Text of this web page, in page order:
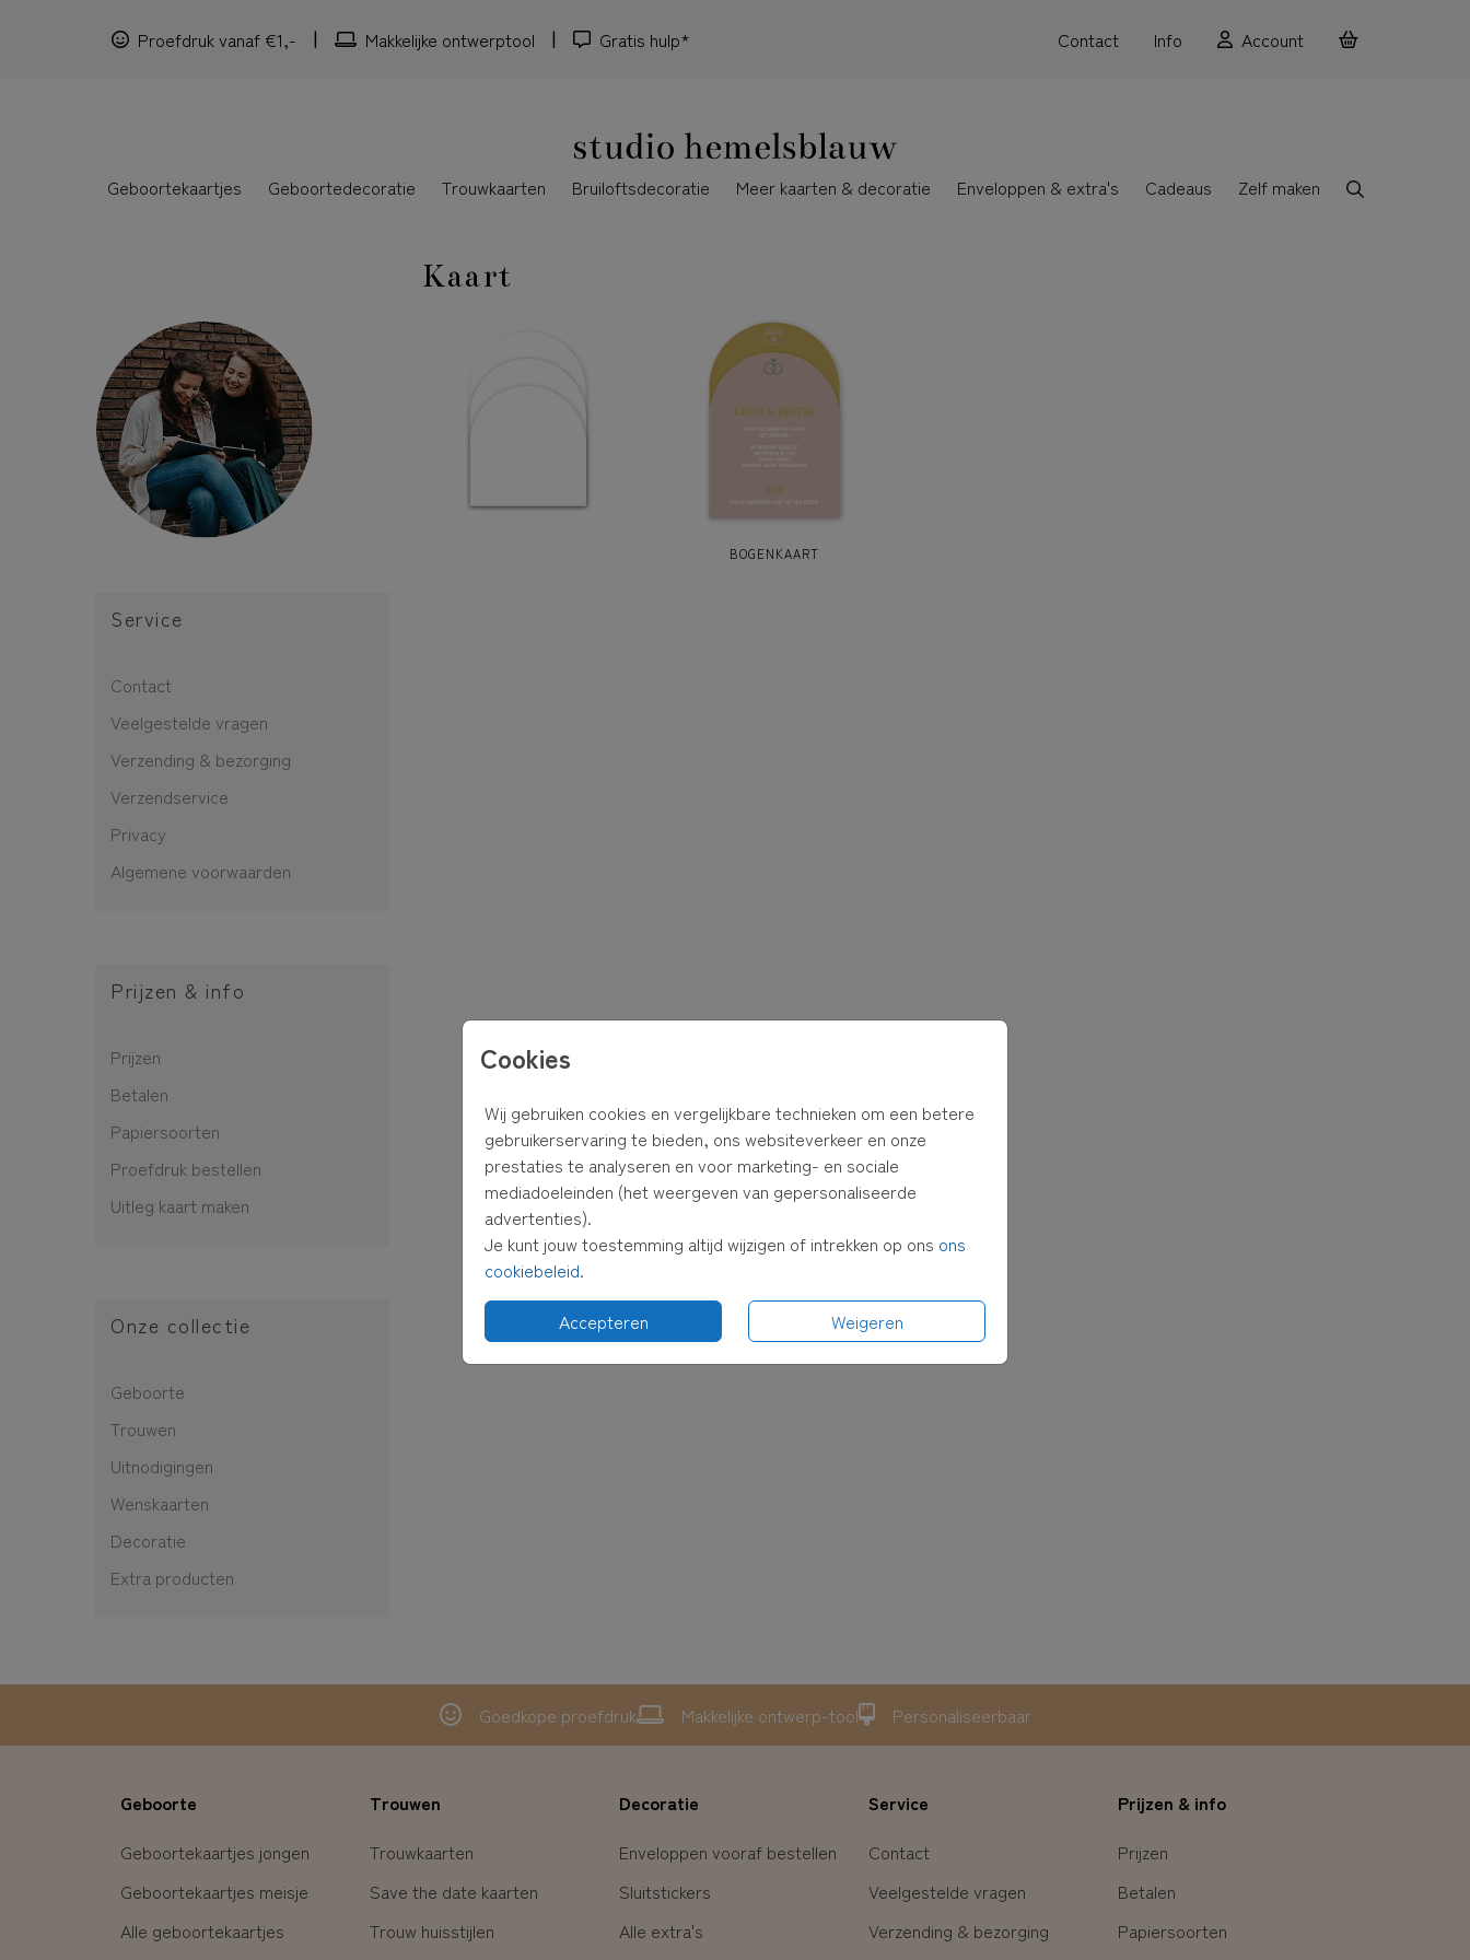
Proefdruk vanaf €1,- Makkelijke ontwerptool Gratis hulp* Contact Info Account
Geboortekaartjes Geboortedecoratie Trouwkaarten Bruiloftsdecoratie Meer kaarten & decoratie Enveloppen & extra's Cadeaus Zelf maken
Cookies
Wij gebruiken cookies en vergelijkbare technieken om een betere
gebruikerservaring te bieden, ons websiteverkeer en onze
prestaties te analyseren en voor marketing- en sociale
mediadoeleinden (het weergeven van gepersonaliseerde
advertenties).
Je kunt jouw toestemming altijd wijzigen of intrekken op ons ons
cookiebeleid.
Accepteren
Weigeren
Service
Contact
Veelgestelde vragen
Verzending & bezorging
Verzendservice
Privacy
Algemene voorwaarden
Prijzen & info
Prijzen
Betalen
Papiersoorten
Proefdruk bestellen
Uitleg kaart maken
Onze collectie
Geboorte
Trouwen
Uitnodigingen
Wenskaarten
Decoratie
Extra producten
Kaart
BOGENKAART
Goedkope proefdruk Makkelijke ontwerp-tool Personaliseerbaar
Geboorte
Geboortekaartjes jongen
Geboortekaartjes meisje
Alle geboortekaartjes
Trouwen
Trouwkaarten
Save the date kaarten
Trouw huisstijlen
Decoratie
Enveloppen vooraf bestellen
Sluitstickers
Alle extra's
Service
Contact
Veelgestelde vragen
Verzending & bezorging
Prijzen & info
Prijzen
Betalen
Papiersoorten